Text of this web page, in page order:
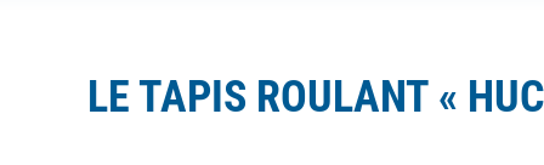
LE TAPIS ROULANT «